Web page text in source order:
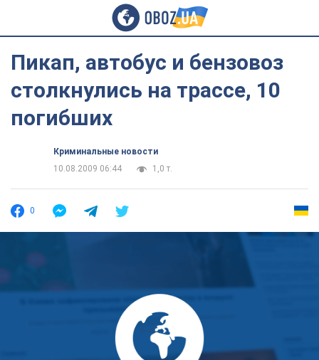
Пикап, автобус и бензовоз
столкнулись на трассе, 10
погибших
Криминальные новости
10.08.2009 06:44
1,0 т.
0